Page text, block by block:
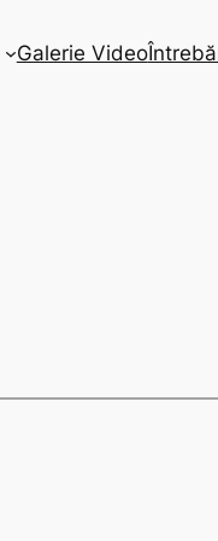
Galerie Video